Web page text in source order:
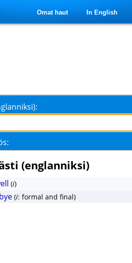
Omat haut In English
(englanniksi)
(i)
(i: formal and final)